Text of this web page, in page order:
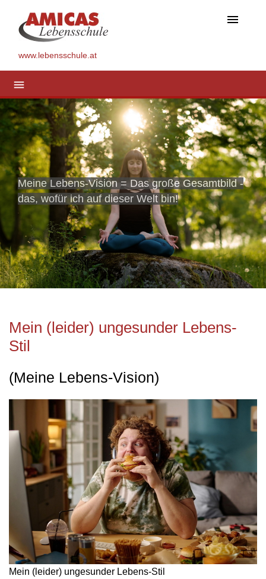
menu
www.lebensschule.at
menu
Meine Lebens-Vision = Das große Gesamtbild -
das, wofür ich auf dieser Welt bin!
Mein (leider) ungesunder Lebens-
Stil
(Meine Lebens-Vision)
Mein (leider) ungesunder Lebens-Stil